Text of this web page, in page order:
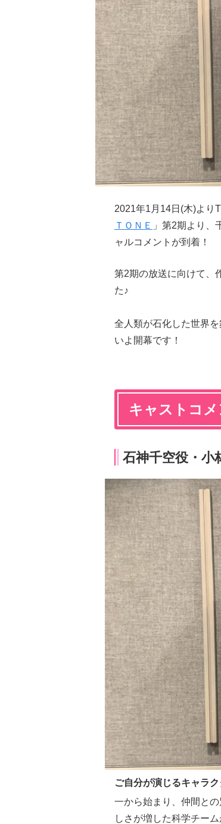
2021年1月14日(木)より
ＴＯＮＥ 」第2期より、
ャルコメントが到着！
第2期の放送に向けて、
た♪
全人類が石化した世界
いよ開幕です！
キャストコメ
石神千空役・小
ご自分が演じるキャラ
一から始まり、仲間と
しさが増した科学チー